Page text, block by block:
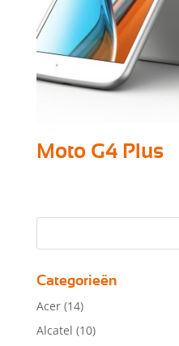
Moto G4 Plus
Categorieën
Acer (14)
Alcatel (10)